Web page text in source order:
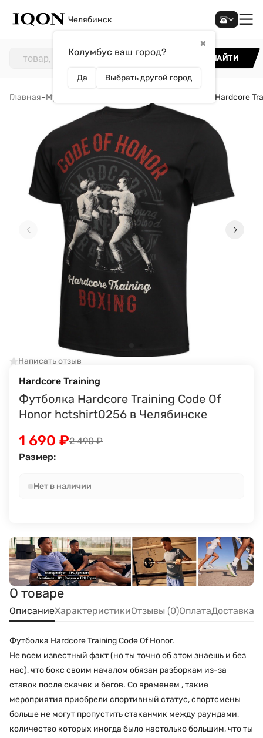
Челябинск
✖
Колумбус ваш город?
Да Выбрать другой город
НАЙТИ
Главная–Мужчинам Футболка Hardcore
Написать отзыв
Hardcore Training
Футболка Hardcore Training Code Of
Honor hctshirt0256 в Челябинске
2 490₽
1 690 ₽
Размер:
Нет в наличии
О товаре
ОписаниеХарактеристикиОтзывы (0)ОплатаДоставка
Футболка Hardcore Training Code Of Honor.
Не всем известный факт (но ты точно об этом знаешь и без
нас), что бокс своим началом обязан разборкам из-за
ставок после скачек и бегов. Со временем , такие
мероприятия приобрели спортивный статус, спортсмены
больше не могут пропустить стаканчик между раундами,
количество которых иногда было настолько большим, что ты